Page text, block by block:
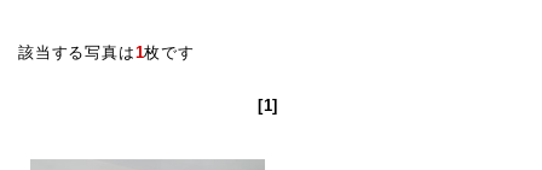
該当する写真は1枚です
[1]